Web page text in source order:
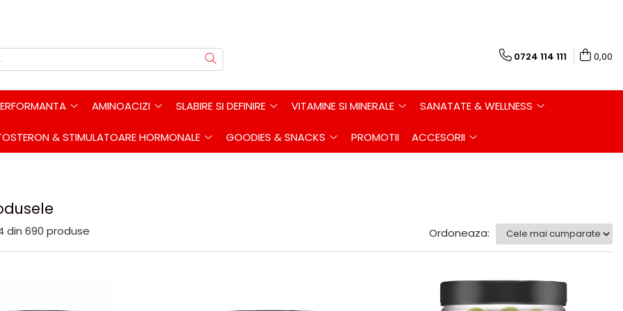
0724 114 111 0,00
AMINOACIZI SLABIRE SI DEFINIRE VITAMINE SI MINERALE SANATATE & WELLNESS
& STIMULATOARE HORMONALE GOODIES & SNACKS PROMOTII ACCESORII
din 690 produse Ordoneaza: